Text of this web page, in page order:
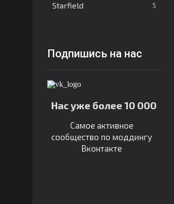
Starfield 5
Подпишись на нас
Нас уже более 10 000
Самое активное
сообщество по моддингу
Вконтакте